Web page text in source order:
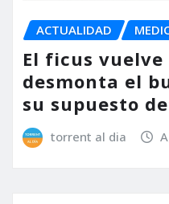
ACTUALIDAD
El ficus
desmonta el
su supuesto
torrent al dia